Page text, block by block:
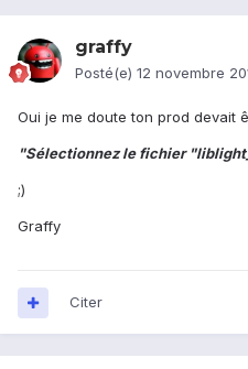
graffy
Posté(e) 12 novembre
Oui je me doute ton prod devait
"Sélectionnez le fichier
;)
Graffy
Citer